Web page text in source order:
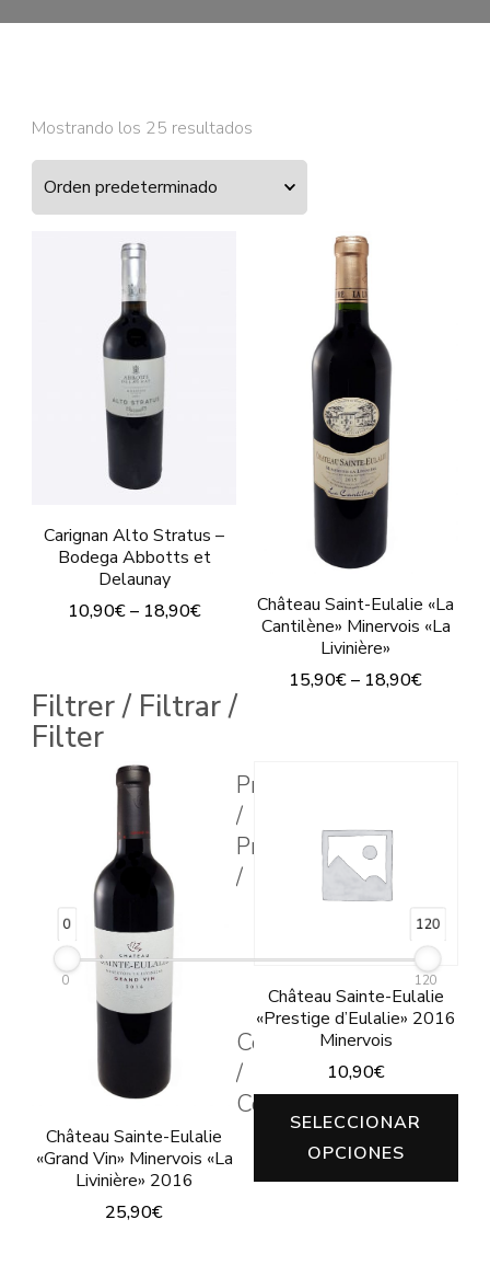
Mostrando los 25 resultados
Carignan Alto Stratus –
Bodega Abbotts et
Delaunay
10,90€– 18,90€
tiene
variantes.
Las
opciones
pueden
elegir
en
la
de
Château Saint-Eulalie «La
Cantilène» Minervois «La
Livinière»
15,90€– 18,90€
variantes.
Las
opciones
se
pueden
elegir
la
página
de
Château Sainte-Eulalie
«Grand Vin» Minervois «La
Livinière» 2016
25,90€
Château Sainte-Eulalie
«Prestige d’Eulalie» 2016
Minervois
10,90€
SELECCIONAR
OPCIONES
Filtrer / Filtrar /
Filter
Prix
/
Price
/
0 120
0 120
Couleur
/
Color